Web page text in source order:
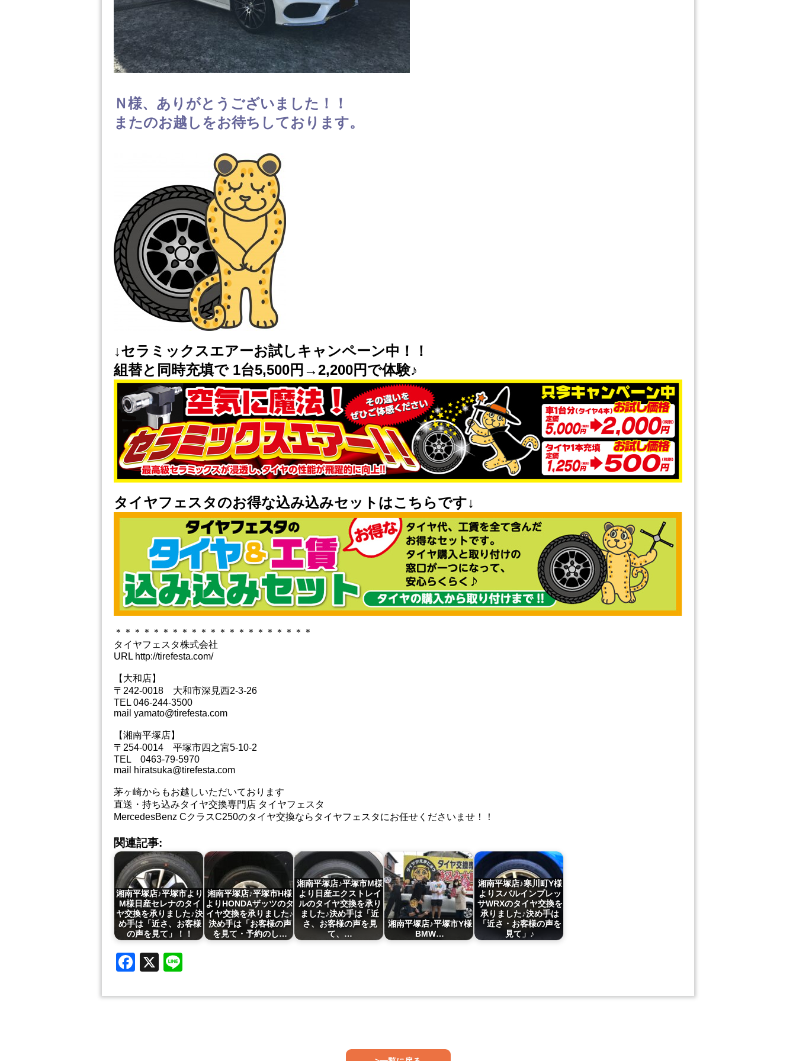
Ｎ様、ありがとうございました！！
またのお越しをお待ちしております。
↓セラミックスエアーお試しキャンペーン中！！
組替と同時充填で 1台5,500円→2,200円で体験♪
タイヤフェスタのお得な込み込みセットはこちらです↓
＊＊＊＊＊＊＊＊＊＊＊＊＊＊＊＊＊＊＊＊＊
タイヤフェスタ株式会社
URL http://tirefesta.com/
【大和店】
〒242-0018 大和市深見西2-3-26
TEL 046-244-3500
mail yamato@tirefesta.com
【湘南平塚店】
〒254-0014 平塚市四之宮5-10-2
TEL 0463-79-5970
mail hiratsuka@tirefesta.com
茅ヶ崎からもお越しいただいております
直送・持ち込みタイヤ交換専門店 タイヤフェスタ
MercedesBenz CクラスC250のタイヤ交換ならタイヤフェスタにお任せくださいませ！！
関連記事:
湘南平塚店♪平塚市より
M様日産セレナのタイ
ヤ交換を承りました♪決
め手は「近さ、お客様
の声を見て」！！
湘南平塚店♪平塚市H様
よりHONDAザッツのタ
イヤ交換を承りました♪
決め手は「お客様の声
を見て・予約のし…
湘南平塚店♪平塚市M様
より日産エクストレイ
ルのタイヤ交換を承り
ました♪決め手は「近
さ、お客様の声を見
て、…
湘南平塚店♪平塚市Y様
BMW…
湘南平塚店♪寒川町Y様
よりスバルインプレッ
サWRXのタイヤ交換を
承りました♪決め手は
「近さ・お客様の声を
見て」♪
Facebook
X